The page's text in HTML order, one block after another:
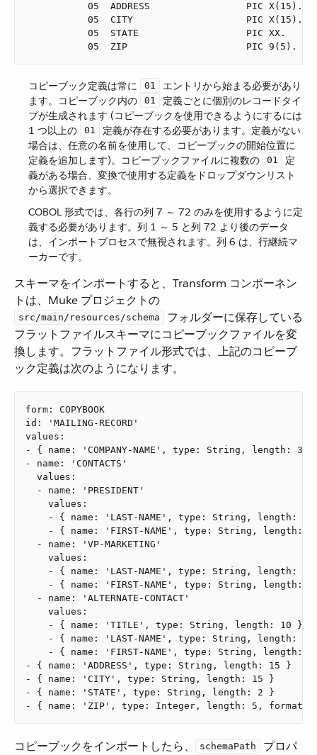
           05  ADDRESS                 PIC X(15).
           05  CITY                    PIC X(15).
           05  STATE                   PIC XX.
           05  ZIP                     PIC 9(5).
コピーブック定義は常に ​ 01
​ エントリから始まる必要があり
ます。コピーブック内の ​
01
​ 定義ごとに個別のレコードタイ
プが生成されます (コピーブックを使用できるようにするには
1 つ以上の ​
01
​ 定義が存在する必要があります。定義がない
場合は、任意の名前を使用して、コピーブックの開始位置に
定義を追加します)。コピーブックファイルに複数の ​
01
​ 定
義がある場合、変換で使用する定義をドロップダウンリスト
から選択できます。
COBOL 形式では、各行の列 7 ～ 72 のみを使用するように定
義する必要があります。列 1 ～ 5 と列 72 より後のデータ
は、インポートプロセスで無視されます。列 6 は、行継続マ
ーカーです。
スキーマをインポートすると、Transform コンポーネン
トは、Muke プロジェクトの ​
src/main/resources/schema
​ フォルダーに保存している
フラットファイルスキーマにコピーブックファイルを変
換します。フラットファイル形式では、上記のコピーブ
ック定義は次のようになります。
form: COPYBOOK
id: 'MAILING-RECORD'
values:
- { name: 'COMPANY-NAME', type: String, length: 30
- name: 'CONTACTS'
  values:
  - name: 'PRESIDENT'
    values:
- { name: 'LAST-NAME', type: String, length: 15
- { name: 'FIRST-NAME', type: String, length: 8
  - name: 'VP-MARKETING'
    values:
- { name: 'LAST-NAME', type: String, length: 15
- { name: 'FIRST-NAME', type: String, length: 8
  - name: 'ALTERNATE-CONTACT'
    values:
    - { name: 'TITLE', type: String, length: 10 }
- { name: 'LAST-NAME', type: String, length: 15
- { name: 'FIRST-NAME', type: String, length: 8
- { name: 'ADDRESS', type: String, length: 15 }
- { name: 'CITY', type: String, length: 15 }
- { name: 'STATE', type: String, length: 2 }
- { name: 'ZIP', type: Integer, length: 5, format: {
コピーブックをインポートしたら、​ schemaPath
​ プロパ